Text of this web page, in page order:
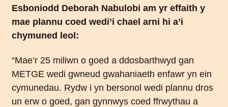
Esboniodd Deborah Nabulobi am yr effaith y
mae plannu coed wedi’i chael arni hi a’i
chymuned leol:
“Mae’r 25 miliwn o goed a ddosbarthwyd gan
METGE wedi gwneud gwahaniaeth enfawr yn ein
cymunedau. Rydw i yn bersonol wedi plannu dros
un erw o goed, gan gynnwys coed ffrwythau a